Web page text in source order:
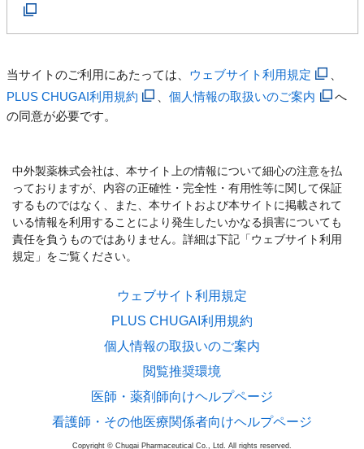
当サイトのご利用にあたっては、 ウェブサイト利用規定
PLUS CHUGAI利用規約
、個人情報の取扱いのご案内
へ
の同意が必要です。
中外製薬株式会社は、本サイト上の情報について細心の注意を払
っておりますが、内容の正確性・完全性・有用性等に関して保証
するものではなく、また、本サイトおよび本サイトに掲載されて
いる情報を利用することにより発生したいかなる損害についても
責任を負うものではありません。詳細は下記「ウェブサイト利用
規定」をご覧ください。
ウェブサイト利用規定
PLUS CHUGAI利用規約
個人情報の取扱いのご案内
閲覧推奨環境
医師・薬剤師向けヘルプページ
看護師・その他医療関係者向けヘルプページ
Copyright © Chugai Pharmaceutical Co., Ltd. All rights reserved.